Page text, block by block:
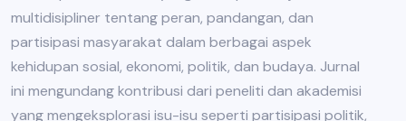
multidisipliner tentang peran, pandangan, dan
partisipasi masyarakat dalam berbagai aspek
kehidupan sosial, ekonomi, politik, dan budaya. Jurnal
ini mengundang kontribusi dari peneliti dan akademisi
yang mengeksplorasi isu-isu seperti partisipasi politik,